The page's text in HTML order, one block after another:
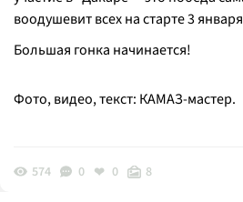
воодушевит всех на старте 3
Большая гонка начинается!
Фото, видео, текст: КАМАЗ-мастер.
574 0 0 8